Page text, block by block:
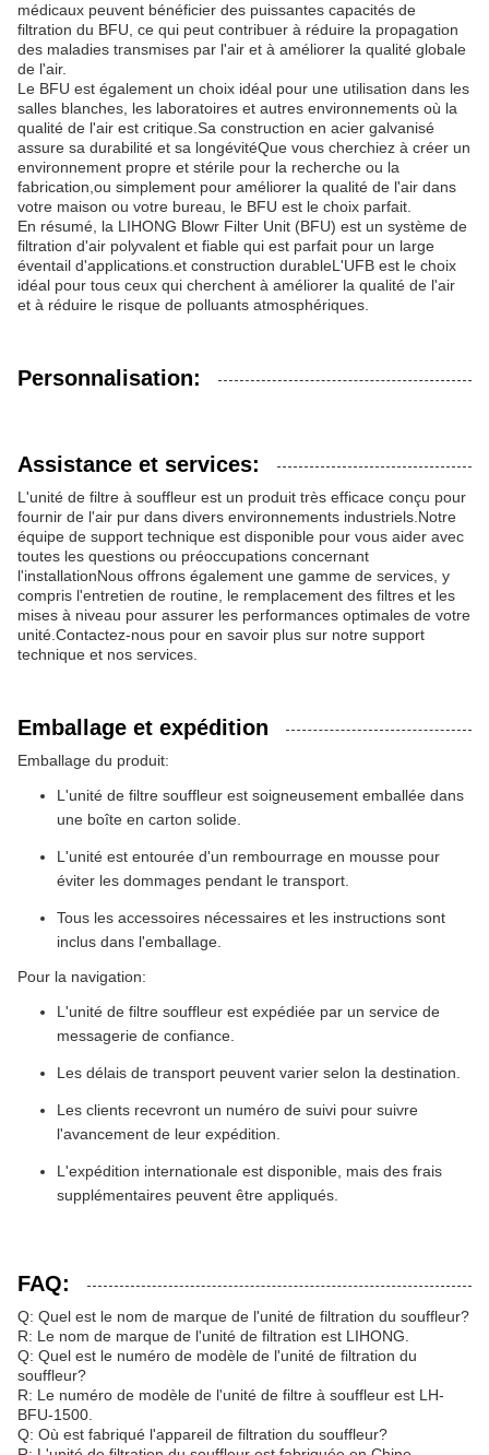
médicaux peuvent bénéficier des puissantes capacités de
filtration du BFU, ce qui peut contribuer à réduire la propagation
des maladies transmises par l'air et à améliorer la qualité globale
de l'air.
Le BFU est également un choix idéal pour une utilisation dans les
salles blanches, les laboratoires et autres environnements où la
qualité de l'air est critique.Sa construction en acier galvanisé
assure sa durabilité et sa longévitéQue vous cherchiez à créer un
environnement propre et stérile pour la recherche ou la
fabrication,ou simplement pour améliorer la qualité de l'air dans
votre maison ou votre bureau, le BFU est le choix parfait.
En résumé, la LIHONG Blowr Filter Unit (BFU) est un système de
filtration d'air polyvalent et fiable qui est parfait pour un large
éventail d'applications.et construction durableL'UFB est le choix
idéal pour tous ceux qui cherchent à améliorer la qualité de l'air
et à réduire le risque de polluants atmosphériques.
Personnalisation:
Assistance et services:
L'unité de filtre à souffleur est un produit très efficace conçu pour
fournir de l'air pur dans divers environnements industriels.Notre
équipe de support technique est disponible pour vous aider avec
toutes les questions ou préoccupations concernant
l'installationNous offrons également une gamme de services, y
compris l'entretien de routine, le remplacement des filtres et les
mises à niveau pour assurer les performances optimales de votre
unité.Contactez-nous pour en savoir plus sur notre support
technique et nos services.
Emballage et expédition
Emballage du produit:
L'unité de filtre souffleur est soigneusement emballée dans
une boîte en carton solide.
L'unité est entourée d'un rembourrage en mousse pour
éviter les dommages pendant le transport.
Tous les accessoires nécessaires et les instructions sont
inclus dans l'emballage.
Pour la navigation:
L'unité de filtre souffleur est expédiée par un service de
messagerie de confiance.
Les délais de transport peuvent varier selon la destination.
Les clients recevront un numéro de suivi pour suivre
l'avancement de leur expédition.
L'expédition internationale est disponible, mais des frais
supplémentaires peuvent être appliqués.
FAQ:
Q: Quel est le nom de marque de l'unité de filtration du souffleur?
R: Le nom de marque de l'unité de filtration est LIHONG.
Q: Quel est le numéro de modèle de l'unité de filtration du
souffleur?
R: Le numéro de modèle de l'unité de filtre à souffleur est LH-
BFU-1500.
Q: Où est fabriqué l'appareil de filtration du souffleur?